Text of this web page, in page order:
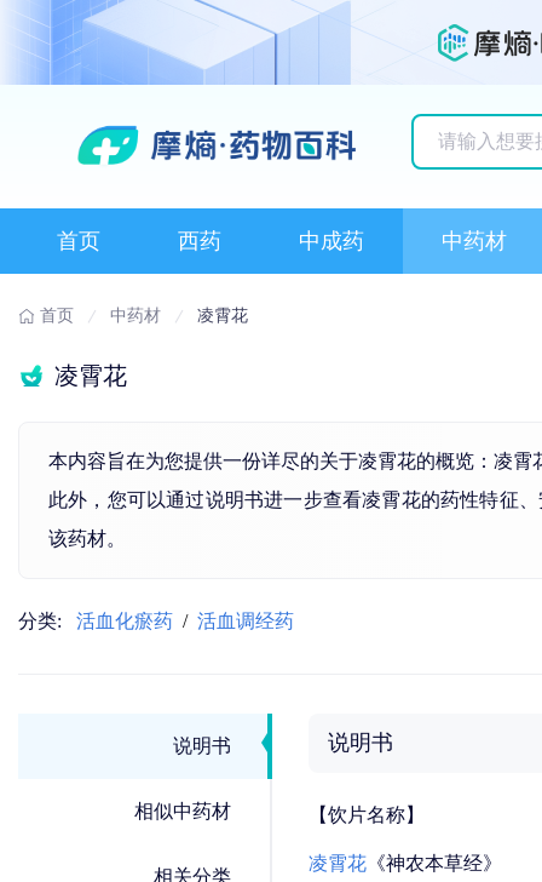
首页 西药 中成药 中药材
首页 中药材 凌霄花
凌霄花
本内容旨在为您提供一份详尽的关于凌霄花的概览：凌
此外，您可以通过说明书进一步查看凌霄花的药性特征
该药材。
分类: 活血化瘀药 / 活血调经药
说明书
相似中药材
相关分类
说明书
【饮片名称】
凌霄花 《神农本草经》